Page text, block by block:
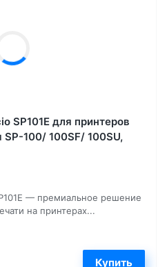
SP101E для принтеров
SP-100/ 100SF/ 100SU,
— премиальное решение
на принтерах...